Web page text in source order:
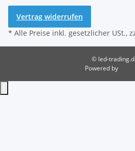
Vertrag widerrufen
* Alle Preise inkl. gesetzlicher USt.,
© led-
Powered by